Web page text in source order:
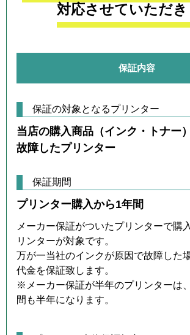
対応させていただ
保証内容
保証の対象となるプリンター
当店の購入商品（インク・トナー
故障したプリンター
保証期間
プリンター購入から1年間
メーカー保証がついたプリンターで購
リンターが対象です。
万が一当社のインクが原因で故障した
代金を保証致します。
※メーカー保証が半年のプリンターは
間も半年になります。